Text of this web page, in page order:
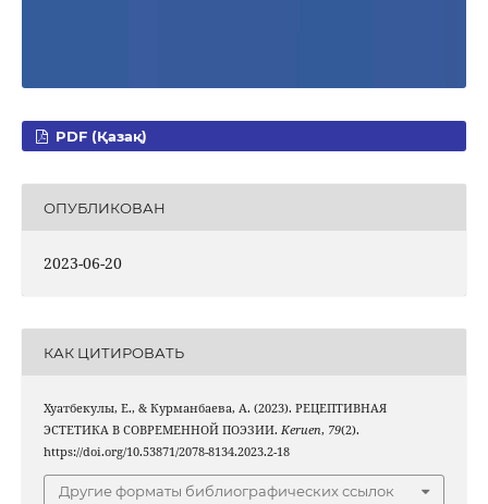
PDF (Қазақ)
ОПУБЛИКОВАН
2023-06-20
КАК ЦИТИРОВАТЬ
Хуатбекулы, Е., & Курманбаева, А. (2023). РЕЦЕПТИВНАЯ
ЭСТЕТИКА В СОВРЕМЕННОЙ ПОЭЗИИ. Keruen, 79(2).
https://doi.org/10.53871/2078-8134.2023.2-18
Другие форматы библиографических ссылок